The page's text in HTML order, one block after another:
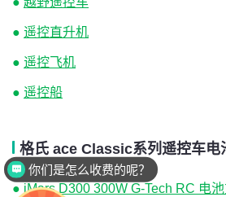
● 遥控直升机
● 遥控飞机
● 遥控船
格氏 ace Classic系列遥控车电
● iMars D300 300W G-Tech RC 电
你们是怎么收费的呢？